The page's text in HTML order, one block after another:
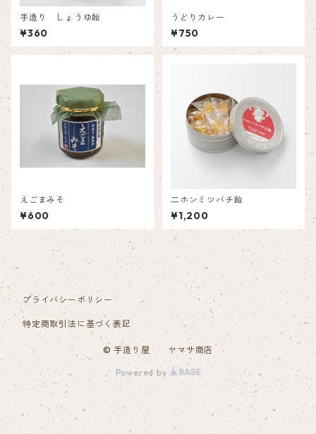
手造り しょうゆ飴
¥360
うどりカレー
¥750
えごまみそ
¥600
二ホンミツバチ飴
¥1,200
プライバシーポリシー
特定商取引法に基づく表記
© 手造り屋 ヤマサ商店
Powered by